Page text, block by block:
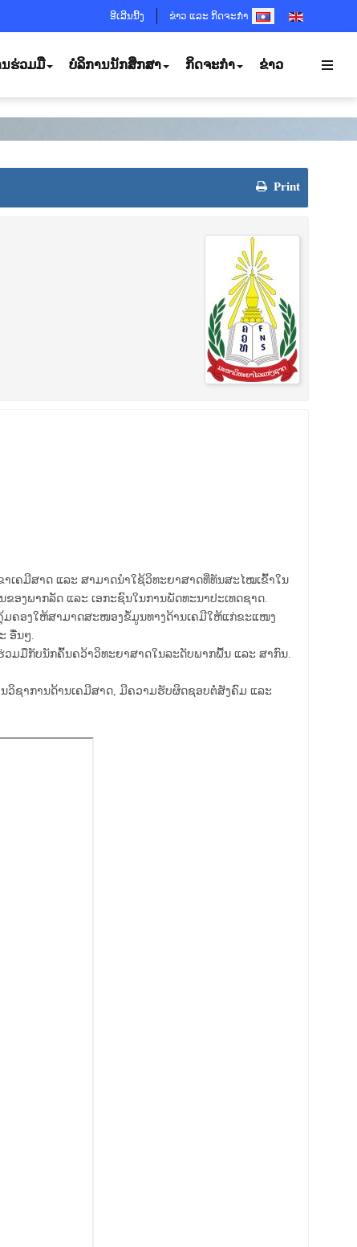
ອີເລີນນີ້ງ ຂ່າວ ແລະ ກິດຈະກຳSELECT YOUR
ນຮ່ວມມື ບໍລິການນັກສຶກສາ ກິດຈະກຳ ຂ່າວ
Print
ເຄມີສາດ ແລະ ສາມາດນຳໃຊ້ວິທະຍາສາດທີ່ທັນສະໄໝເຂົ້າໃນ
ອງພາກລັດ ແລະ ເອກະຊົນໃນການພັດທະນາປະເທດຊາດ.
ມຄອງໃຫ້ສາມາດສະໜອງຂໍ້ມູນທາງດ້ານເຄມີໃຫ້ແກ່ຂະ​ແໜງ
ອື່ນໆ.
ມມືກັບນັກຄົ້ນຄວ້າວິທະຍາສາດໃນລະດັບພາກພື້ນ ແລະ ສາກົນ.
ວິຊາການດ້ານເຄມີສາດ, ມີຄວາມຮັບຜິດຊອບຕໍ່ສັງຄົມ ແລະ